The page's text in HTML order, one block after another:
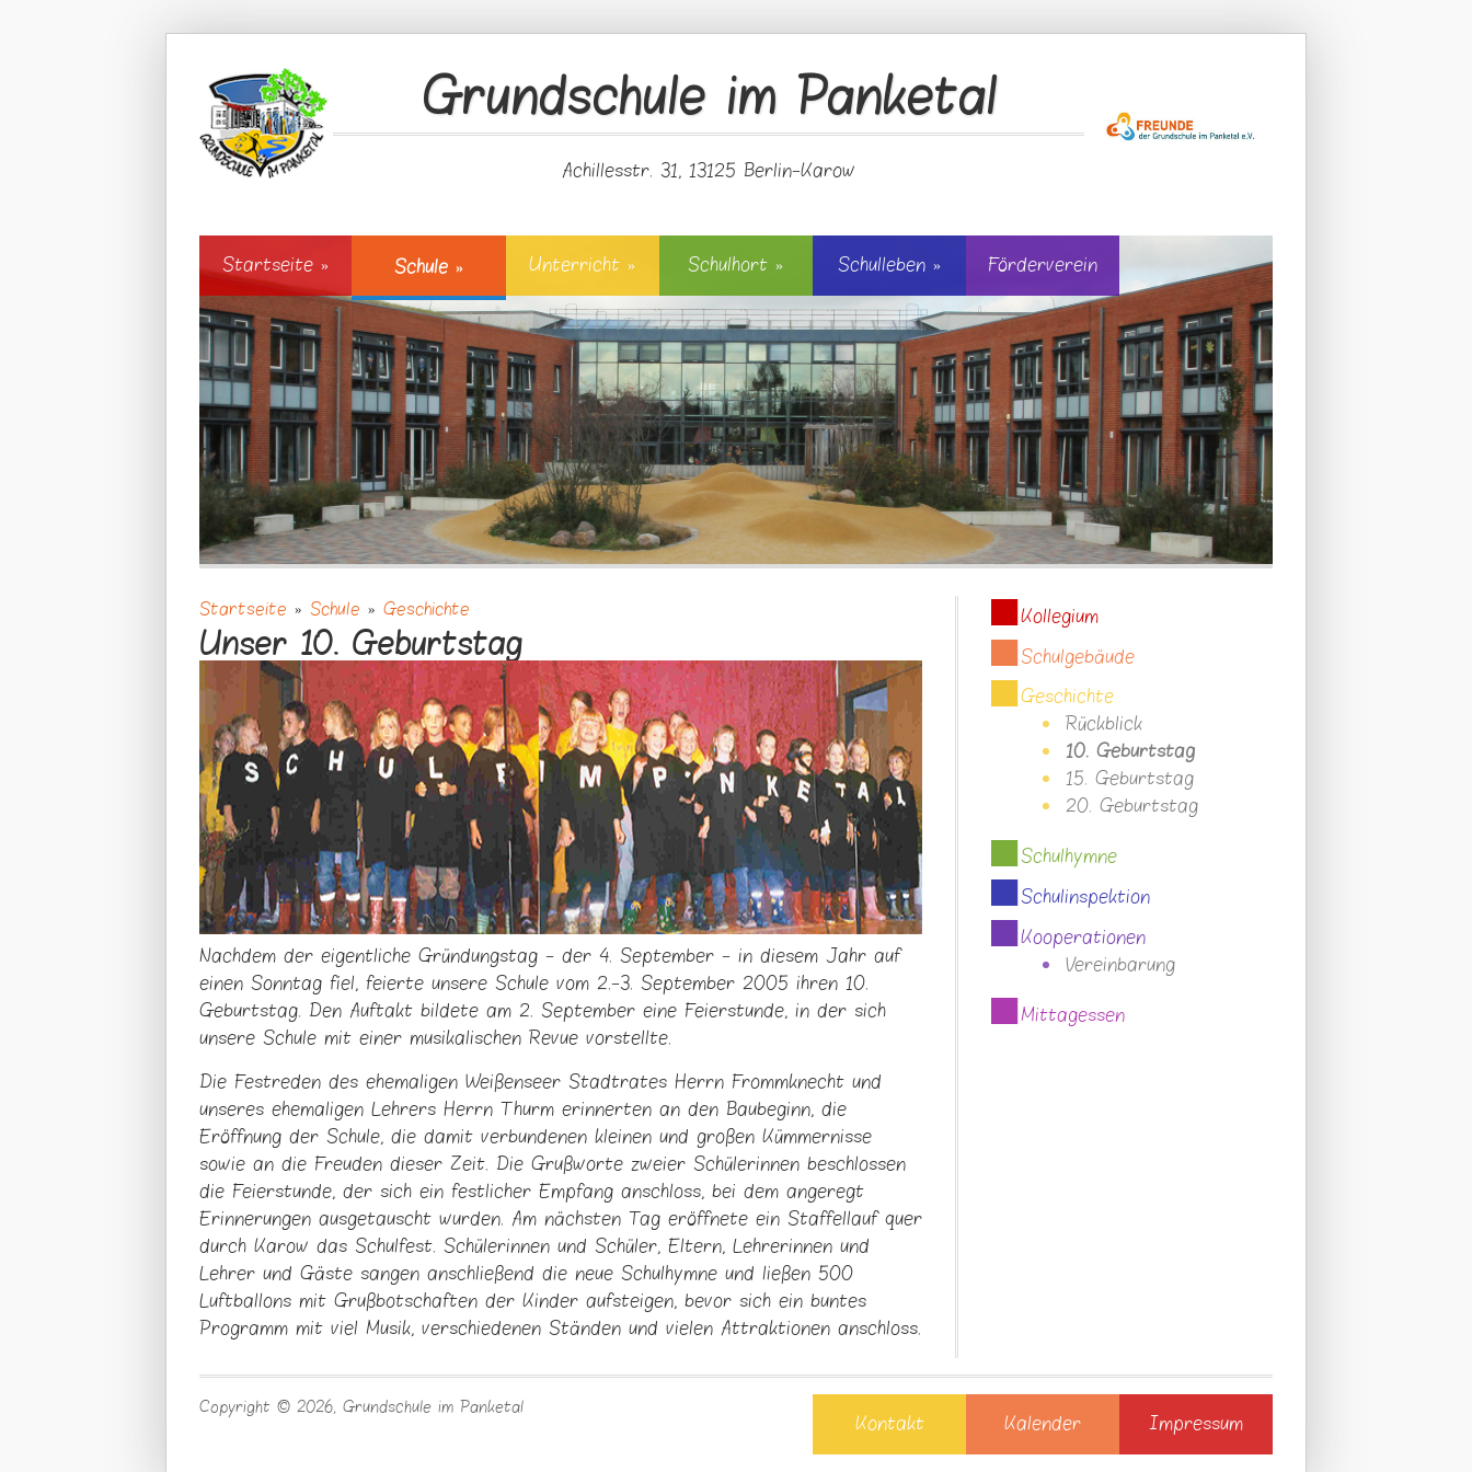
Grundschule im Panketal
Achillesstr. 31, 13125 Berlin-Karow
Startseite » Schule» Unterricht » Schulhort » Schulleben» Förderverein
Sie sind hier
Startseite » Schule » Geschichte
Unser 10. Geburtstag
Nachdem der eigentliche Gründungstag - der 4. September - in diesem Jahr auf
einen Sonntag fiel, feierte unsere Schule vom 2.-3. September 2005 ihren 10.
Geburtstag. Den Auftakt bildete am 2. September eine Feierstunde, in der sich
unsere Schule mit einer musikalischen Revue vorstellte.
Die Festreden des ehemaligen Weißenseer Stadtrates Herrn Frommknecht und
unseres ehemaligen Lehrers Herrn Thurm erinnerten an den Baubeginn, die
Eröffnung der Schule, die damit verbundenen kleinen und großen Kümmernisse
sowie an die Freuden dieser Zeit. Die Grußworte zweier Schülerinnen beschlossen
die Feierstunde, der sich ein festlicher Empfang anschloss, bei dem angeregt
Erinnerungen ausgetauscht wurden. Am nächsten Tag eröffnete ein Staffellauf quer
durch Karow das Schulfest. Schülerinnen und Schüler, Eltern, Lehrerinnen und
Lehrer und Gäste sangen anschließend die neue Schulhymne und ließen 500
Luftballons mit Grußbotschaften der Kinder aufsteigen, bevor sich ein buntes
Programm mit viel Musik, verschiedenen Ständen und vielen Attraktionen anschloss.
Fatal error:Theme CSS could not load after 20 sec. Please download the latest
theme at http://galleria.io/customer/.
Kollegium
Schulgebäude
Geschichte
Rückblick
10. Geburtstag
15. Geburtstag
20. Geburtstag
Schulhymne
Schulinspektion
Kooperationen
Vereinbarung
Mittagessen
Copyright © 2026, Grundschule im Panketal
Impressum
Kalender
Kontakt